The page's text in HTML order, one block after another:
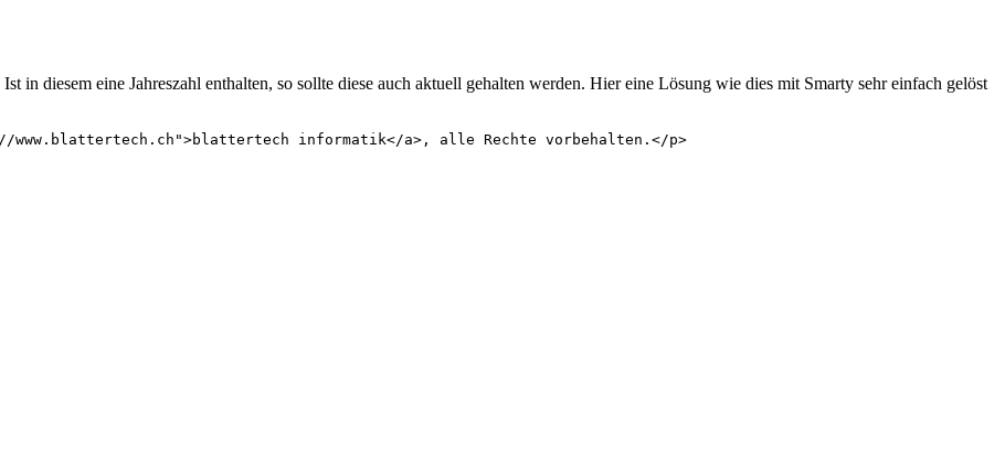
in diesem eine Jahreszahl enthalten, so sollte diese auch aktuell gehalten werden. Hier eine Lösung wie dies mit Smarty sehr einfach gelöst
informatik</a>, alle Rechte vorbehalten.</p>